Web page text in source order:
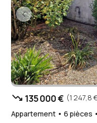
trending_down 135 000 € (1 247,8
Appartement • 6 pièces